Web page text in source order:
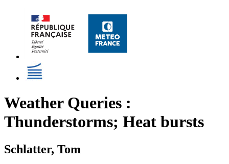
Weather Queries :
Thunderstorms; Heat bursts
Schlatter, Tom